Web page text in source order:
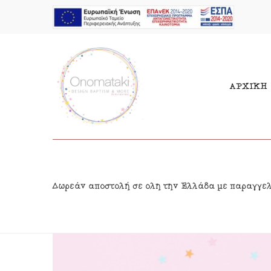
ΑΡΧΙΚΗ
Μπομπονιέρες Αγόρι
Προσκλητήρια Αγόρι
Προσκλητήρια Κορίτσι
Δωρεάν αποστολή σε όλη την Ελλάδα με